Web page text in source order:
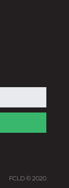
FCLD © 2020